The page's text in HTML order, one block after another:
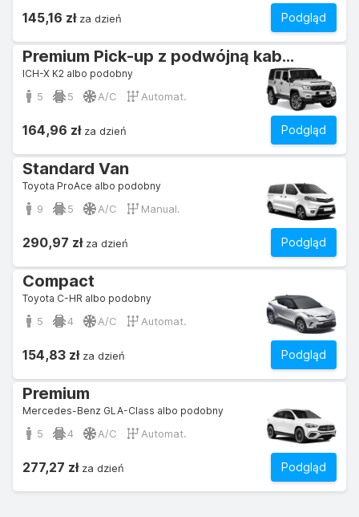
Podgląd
145,16 złza dzień
Premium Pick-up z podwójną kabiną
ICH-X K2 albo podobny
5 5 A/C Automat.
Podgląd
164,96 złza dzień
Standard Van
Toyota ProAce albo podobny
9 5 A/C Manual.
Podgląd
290,97 złza dzień
Compact
Toyota C-HR albo podobny
5 4 A/C Automat.
Podgląd
154,83 złza dzień
Premium
Mercedes-Benz GLA-Class albo podobny
5 4 A/C Automat.
Podgląd
277,27 złza dzień